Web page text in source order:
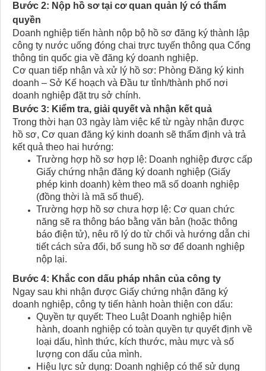
Bước 2: Nộp hồ sơ tại cơ quan quản lý có thẩm
quyền
Doanh nghiệp tiến hành nộp bộ hồ sơ đăng ký thành lập
công ty nước uống đóng chai trực tuyến thông qua Cổng
thông tin quốc gia về đăng ký doanh nghiệp.
Cơ quan tiếp nhận và xử lý hồ sơ: Phòng Đăng ký kinh
doanh – Sở Kế hoạch và Đầu tư tỉnh/thành phố nơi
doanh nghiệp đặt trụ sở chính.
Bước 3: Kiểm tra, giải quyết và nhận kết quả
Trong thời hạn 03 ngày làm việc kể từ ngày nhận được
hồ sơ, Cơ quan đăng ký kinh doanh sẽ thẩm định và trả
kết quả theo hai hướng:
Trường hợp hồ sơ hợp lệ: Doanh nghiệp được cấp
Giấy chứng nhận đăng ký doanh nghiệp (Giấy
phép kinh doanh) kèm theo mã số doanh nghiệp
(đồng thời là mã số thuế).
Trường hợp hồ sơ chưa hợp lệ: Cơ quan chức
năng sẽ ra thông báo bằng văn bản (hoặc thông
báo điện tử), nêu rõ lý do từ chối và hướng dẫn chi
tiết cách sửa đổi, bổ sung hồ sơ để doanh nghiệp
nộp lại.
Bước 4: Khắc con dấu pháp nhân của công ty
Ngay sau khi nhận được Giấy chứng nhận đăng ký
doanh nghiệp, công ty tiến hành hoàn thiện con dấu:
Quyền tự quyết: Theo Luật Doanh nghiệp hiện
hành, doanh nghiệp có toàn quyền tự quyết định về
loại dấu, hình thức, kích thước, màu mực và số
lượng con dấu của mình.
Hiệu lực sử dụng: Doanh nghiệp có thể sử dụng